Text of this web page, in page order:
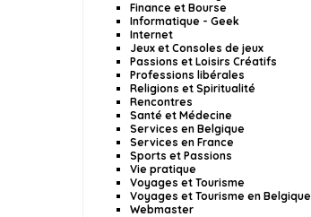
Finance et Bourse
Informatique - Geek
Internet
Jeux et Consoles de jeux
Passions et Loisirs Créatifs
Professions libérales
Religions et Spiritualité
Rencontres
Santé et Médecine
Services en Belgique
Services en France
Sports et Passions
Vie pratique
Voyages et Tourisme
Voyages et Tourisme en Belgique
Webmaster